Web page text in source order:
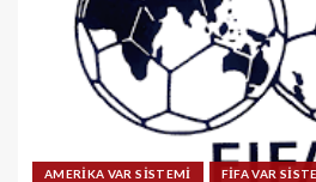
AMERİKA VAR SİSTEMİ FİFA VAR